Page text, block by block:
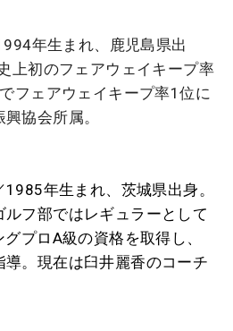
年生まれ、鹿児島県出
上初のフェアウェイキープ率
フェアウェイキープ率1位に
協会所属。
年生まれ、茨城県出身。
フ部ではレギュラーとして
プロA級の資格を取得し、
。現在は臼井麗香のコーチ